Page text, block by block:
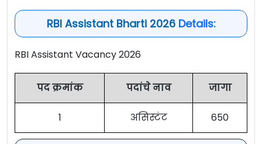
RBI Assistant Bharti 2026Details:
RBI Assistant Vacancy 2026
पद क्रमांक पदांचे नाव जागा
1 असिस्टंट 650